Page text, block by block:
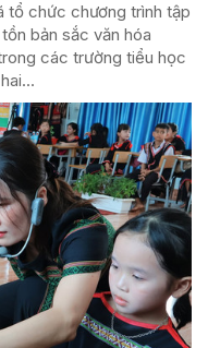
tổ chức chương trình tập
bản sắc văn hóa
các trường tiểu học